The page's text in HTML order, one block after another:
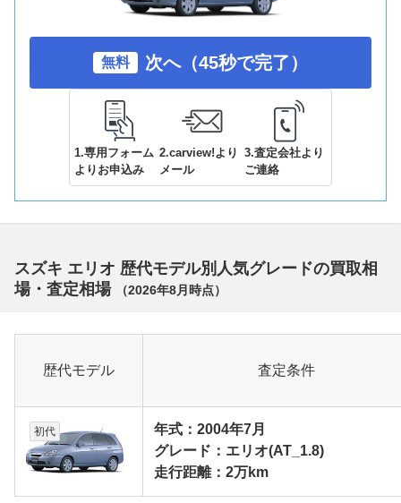
無料 次へ（45秒で完了）
1.専用フォーム
よりお申込み
2.carview!より
メール
3.査定会社より
ご連絡
スズキ エリオ 歴代モデル別人気グレードの買取相
場・査定相場
（2026年8月 時点）
歴代モデル 査定条件
初代
年式：2004年7月
グレード：エリオ(AT_1.8)
走行距離：2万km